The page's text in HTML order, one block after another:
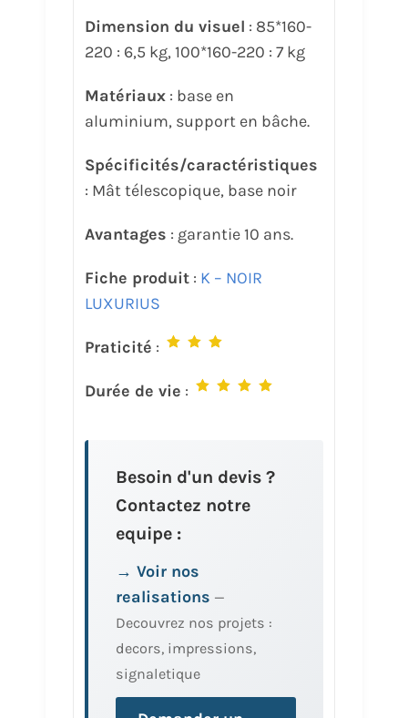
Dimension du visuel : 85*160-
220 : 6,5 kg, 100*160-220 : 7 kg
Matériaux: base en
aluminium, support en bâche.
Spécificités/caractéristiques
: Mât télescopique, base noir
Avantages : garantie 10 ans.
Fiche produit: K – NOIR
LUXURIUS
Praticité :
Durée de vie :
Besoin d'un devis ?
Contactez notre
equipe :
→ Voir nos
realisations —
Decouvrez nos projets :
decors, impressions,
signaletique